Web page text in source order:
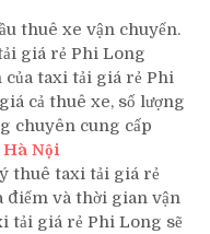
thuê xe vận chuyển.
giá rẻ Phi Long
của taxi tải giá rẻ Phi
cả thuê xe, số lượng
chuyên cung cấp
Hà Nội
thuê taxi tải giá rẻ
và thời gian vận
tải giá rẻ Phi Long sẽ